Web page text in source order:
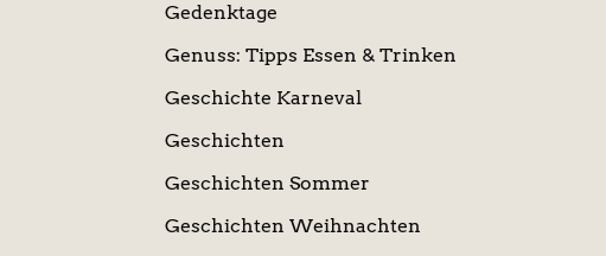
Gedenktage
Genuss: Tipps Essen & Trinken
Geschichte Karneval
Geschichten
Geschichten Sommer
Geschichten Weihnachten